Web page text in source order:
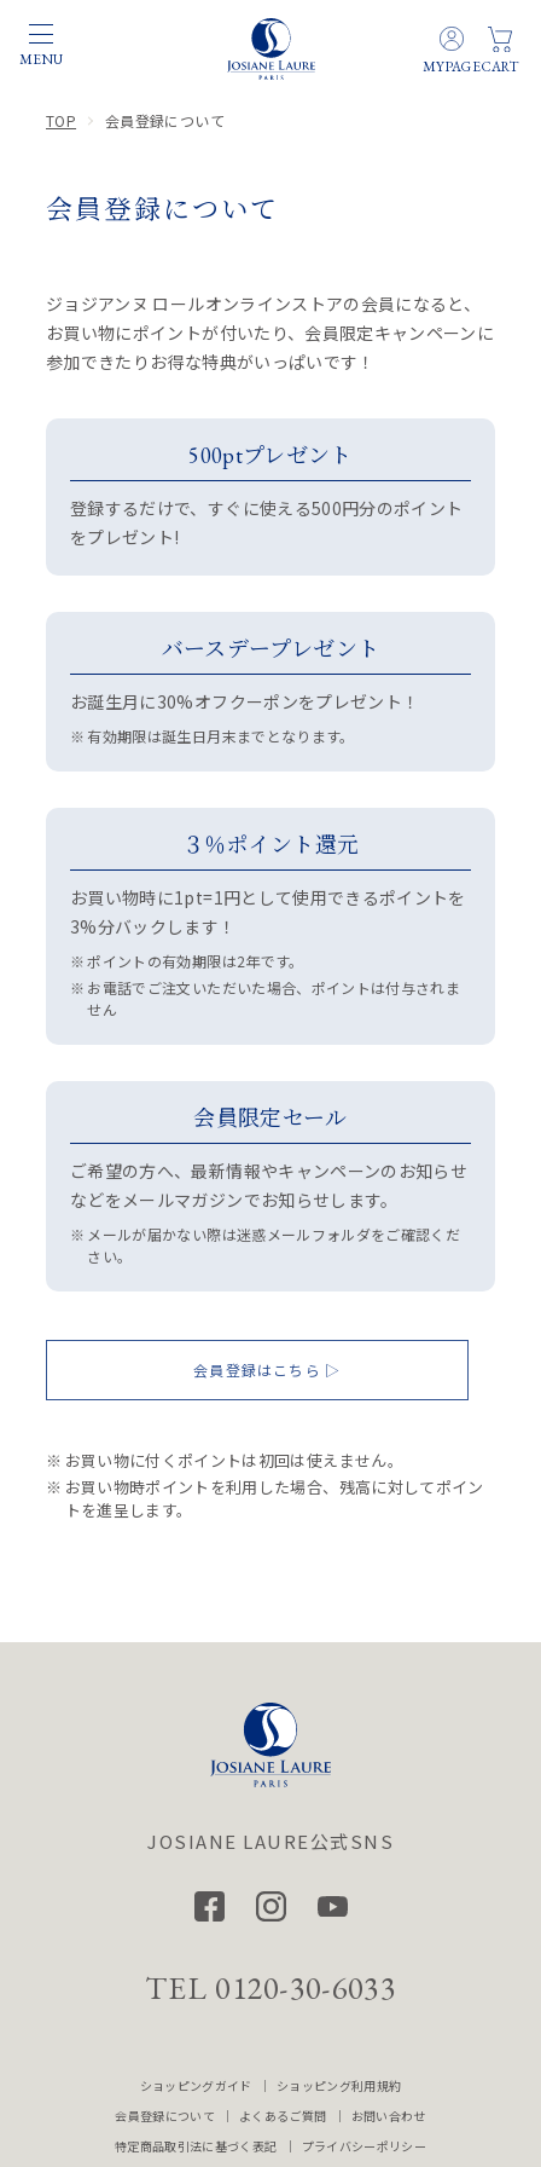
TOP 会員登録について
会員登録について
ジョジアンヌ ロールオンラインストアの会員になると、
お買い物にポイントが付いたり、会員限定キャンペーンに
参加できたりお得な特典がいっぱいです！
500ptプレゼント
登録するだけで、すぐに使える500円分のポイント
をプレゼント!
バースデープレゼント
お誕生月に30%オフクーポンをプレゼント！
有効期限は誕生日月末までとなります。
３％ポイント還元
お買い物時に1pt=1円として使用できるポイントを
3%分バックします！
ポイントの有効期限は2年です。
お電話でご注文いただいた場合、ポイントは付与されま
せん
会員限定セール
ご希望の方へ、最新情報やキャンペーンのお知らせ
などをメールマガジンでお知らせします。
メールが届かない際は迷惑メールフォルダをご確認くだ
さい。
会員登録はこちら
お買い物に付くポイントは初回は使えません。
お買い物時ポイントを利用した場合、残高に対してポイン
トを進呈します。
JOSIANE LAURE公式SNS
TEL 0120-30-6033
ショッピングガイド
ショッピング利用規約
会員登録について
よくあるご質問
お問い合わせ
特定商品取引法に基づく表記
プライバシーポリシー